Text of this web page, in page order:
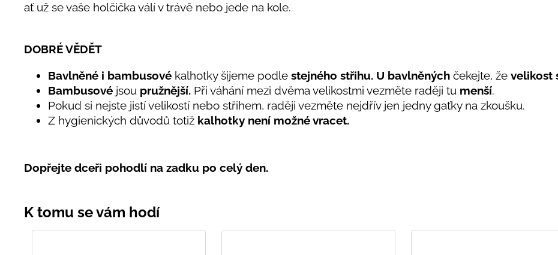
ať už se vaše holčička válí v trávě nebo jede na kole.
DOBRÉ VĚDĚT
Bavlněné i bambusové kalhotky šijeme podle stejného střihu. U bavlněných čekejte, že velikost
Bambusové jsou pružnější. Při váhání mezi dvěma velikostmi vezměte raději tu menší.
Pokud si nejste jistí velikostí nebo střihem, raději vezměte nejdřív jen jedny gaťky na zkoušku.
Z hygienických důvodů totiž kalhotky není možné vracet.
Dopřejte dceři pohodlí na zadku po celý den.